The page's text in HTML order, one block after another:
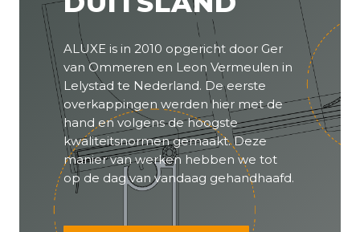
ALUXE is in 2010 opgericht door Ger
van Ommeren en Leon Vermeulen in
Lelystad te Nederland. De eerste
overkappingen werden hier met de
hand en volgens de hoogste
kwaliteitsnormen gemaakt. Deze
manier van werken hebben we tot
op de dag van vandaag gehandhaafd.